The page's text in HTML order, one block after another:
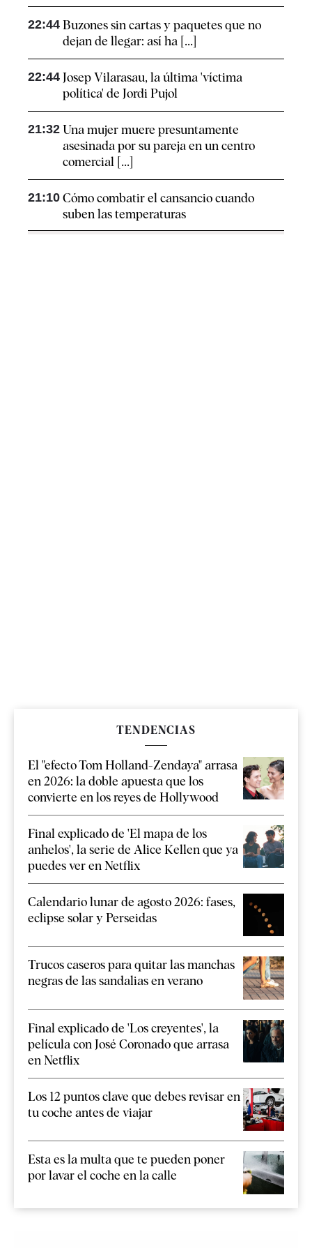
22:44 Buzones sin cartas y paquetes que no
dejan de llegar: así ha [...]
22:44 Josep Vilarasau, la última 'víctima
política' de Jordi Pujol
21:32 Una mujer muere presuntamente
asesinada por su pareja en un centro
comercial [...]
21:10 Cómo combatir el cansancio​ cuando
suben las temperaturas
TENDENCIAS
El "efecto Tom Holland-Zendaya" arrasa
en 2026: la doble apuesta que los
convierte en los reyes de Hollywood
Final explicado de 'El mapa de los
anhelos', la serie de Alice Kellen que ya
puedes ver en Netflix
Calendario lunar de agosto 2026: fases,
eclipse solar y Perseidas
Trucos caseros para quitar las manchas
negras de las sandalias en verano
Final explicado de 'Los creyentes', la
película con José Coronado que arrasa
en Netflix
Los 12 puntos clave que debes revisar en
tu coche antes de viajar
Esta es la multa que te pueden poner
por lavar el coche en la calle